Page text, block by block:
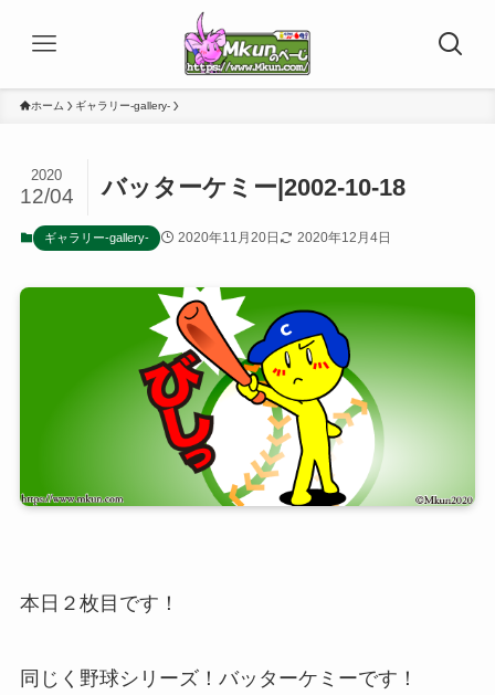
ホーム ギャラリー-gallery-
バッターケミー|2002-10-18
2020
12/04
ギャラリー-gallery- 2020年11月20日 2020年12月4日
本日２枚目です！
同じく野球シリーズ！バッターケミーです！